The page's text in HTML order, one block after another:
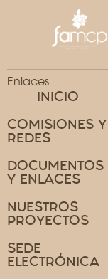
Enlaces
INICIO
COMISIONES Y
REDES
DOCUMENTOS
Y ENLACES
NUESTROS
PROYECTOS
SEDE
ELECTRÓNICA